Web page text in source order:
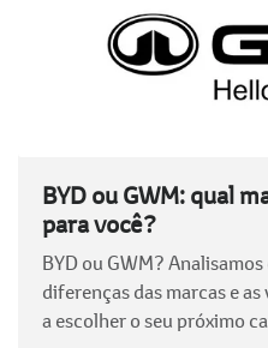
BYD ou GWM: qual
para você?
BYD ou GWM?
diferenças das marcas e
a escolher o seu próximo